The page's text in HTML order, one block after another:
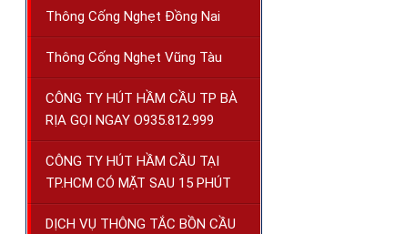
Thông Cống Nghẹt Đồng Nai
Thông Cống Nghẹt Vũng Tàu
CÔNG TY HÚT HẦM CẦU TP BÀ
RỊA GỌI NGAY O935.812.999
CÔNG TY HÚT HẦM CẦU TẠI
TP.HCM CÓ MẶT SAU 15 PHÚT
DỊCH VỤ THÔNG TẮC BỒN CẦU